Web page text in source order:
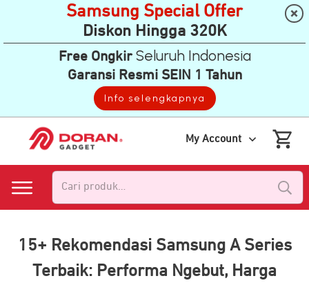
My Account
15+ Rekomendasi Samsung A Series
Terbaik: Performa Ngebut, Harga
Samsung Special Offer
Diskon Hingga 320K
Free OngkirSeluruh Indonesia
Garansi Resmi SEIN 1 Tahun
Info selengkapnya